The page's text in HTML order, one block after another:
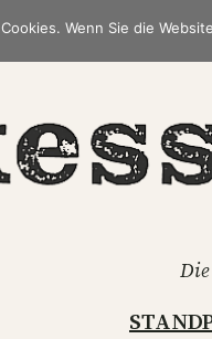
Wenn Sie die